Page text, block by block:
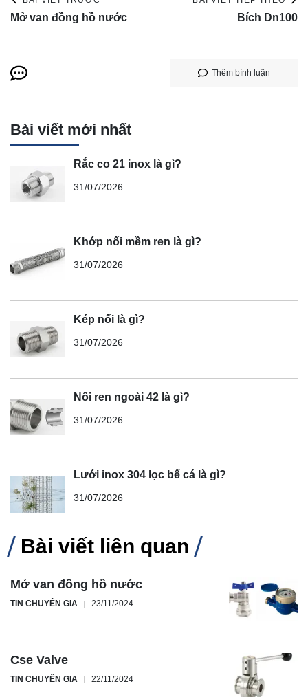
Mở van đồng hồ nước Bích Dn100
Thêm bình luận
Bài viết mới nhất
Rắc co 21 inox là gì?
31/07/2026
Khớp nối mềm ren là gì?
31/07/2026
Kép nối là gì?
31/07/2026
Nối ren ngoài 42 là gì?
31/07/2026
Lưới inox 304 lọc bể cá là gì?
31/07/2026
Bài viết liên quan
Mở van đồng hồ nước
TIN CHUYÊN GIA 23/11/2024
Cse Valve
TIN CHUYÊN GIA 22/11/2024